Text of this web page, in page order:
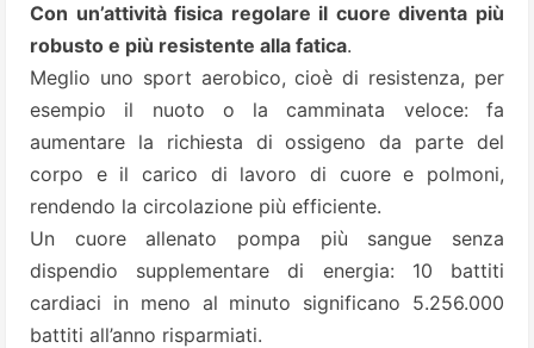
Con un’attività fisica regolare il cuore diventa più
robusto e più resistente alla fatica.
Meglio uno sport aerobico, cioè di resistenza, per
esempio il nuoto o la camminata veloce: fa
aumentare la richiesta di ossigeno da parte del
corpo e il carico di lavoro di cuore e polmoni,
rendendo la circolazione più efficiente.
Un cuore allenato pompa più sangue senza
dispendio supplementare di energia: 10 battiti
cardiaci in meno al minuto significano 5.256.000
battiti all’anno risparmiati.